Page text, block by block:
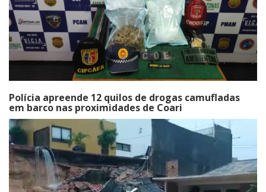
Polícia apreende 12 quilos de drogas camufladas
em barco nas proximidades de Coari